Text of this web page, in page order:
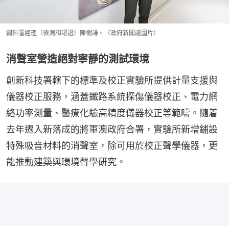
創科署經理（檢測和認證）陳樹謙。（政府新聞處圖片）
消聲室營造絕對寧靜的測試環境
創新科技署轄下的標準及校正實驗所提供計量支援與
儀器校正服務，涵蓋鐵路系統探傷儀器校正、電力網
絡功率測量、醫療化驗高精度儀器校正等範疇。隨着
去年遷入新落成的將軍澳政府合署，實驗所新增鋪設
特殊吸音材料的消聲室，除可用於校正聲學儀器，更
能推動建築與環境聲學研究。